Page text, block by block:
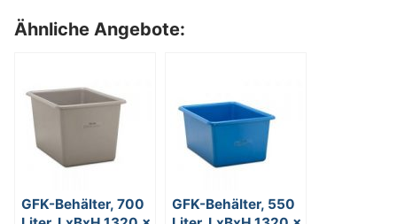
Ähnliche Angebote:
GFK-Behälter, 700
GFK-Behälter, 550